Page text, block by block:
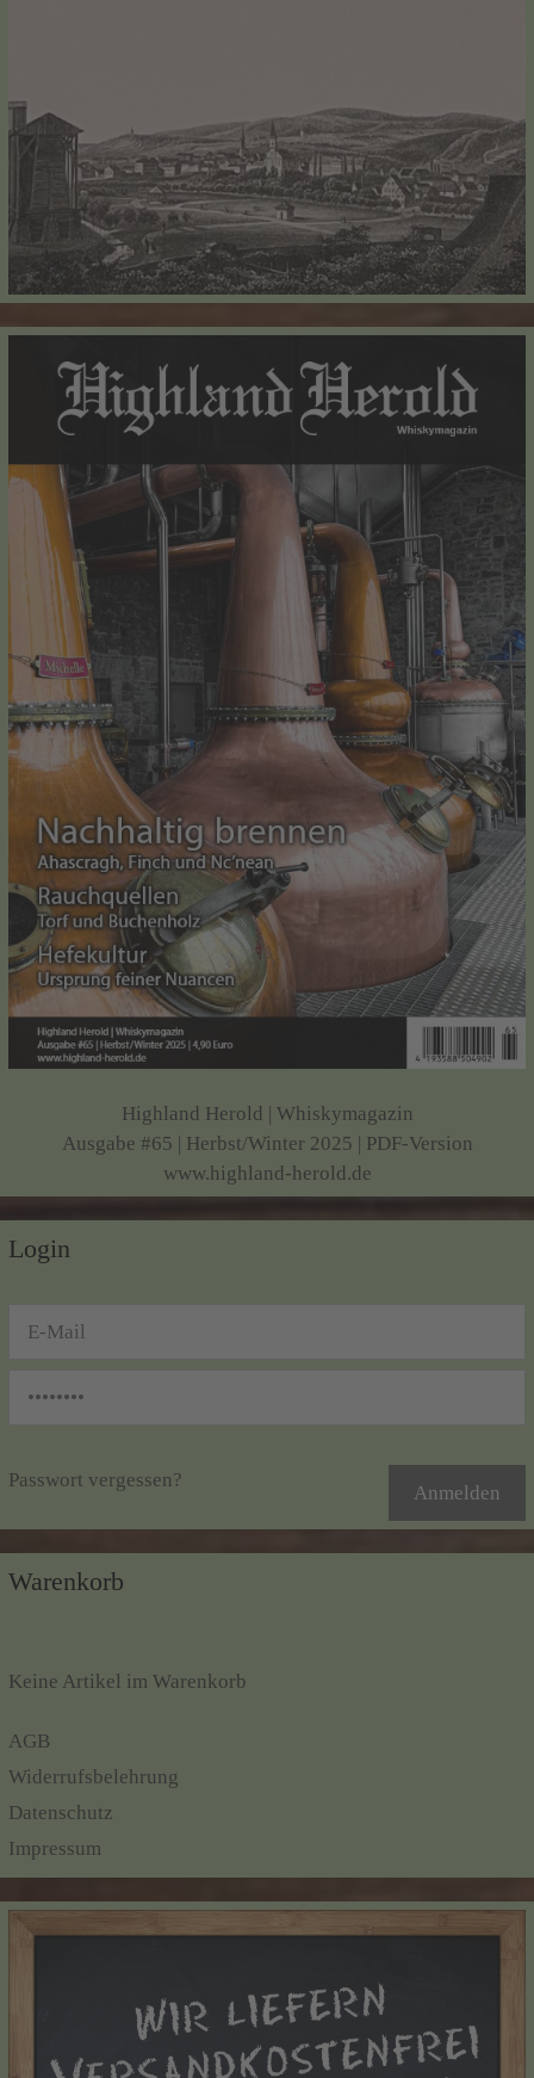
Highland Herold | Whiskymagazin
Ausgabe #65 | Herbst/Winter 2025 | PDF-Version
www.highland-herold.de
Login
Passwort vergessen?
Warenkorb
Keine Artikel im Warenkorb
AGB
Widerrufsbelehrung
Datenschutz
Impressum
Widerruf bestätigen